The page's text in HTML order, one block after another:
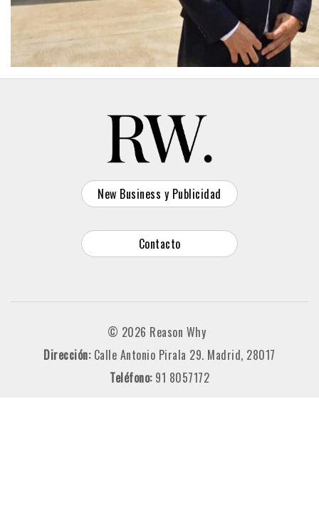
New Business y Publicidad
Contacto
© 2026 Reason Why
Dirección: Calle Antonio Pirala 29. Madrid, 28017
Teléfono: 91 8057172